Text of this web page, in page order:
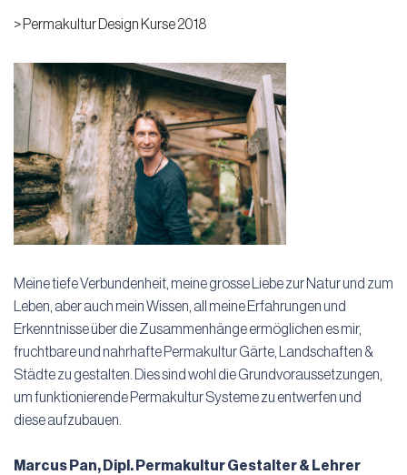
> Permakultur Design Kurse 2018
Meine tiefe Verbundenheit, meine grosse Liebe zur Natur und zum
Leben, aber auch mein Wissen, all meine Erfahrungen und
Erkenntnisse über die Zusammenhänge ermöglichen es mir,
fruchtbare und nahrhafte Permakultur Gärte, Landschaften &
Städte zu gestalten. Dies sind wohl die Grundvoraussetzungen,
um funktionierende Permakultur Systeme zu entwerfen und
diese aufzubauen.
Marcus Pan, Dipl. Permakultur Gestalter & Lehrer